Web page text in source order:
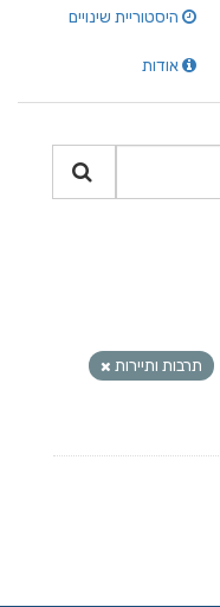
היסטוריית שינויים
אודות
תרבות ותיירות